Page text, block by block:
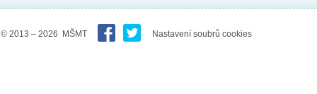
© 2013 – 2026 MŠMT Nastavení soubrů cookies